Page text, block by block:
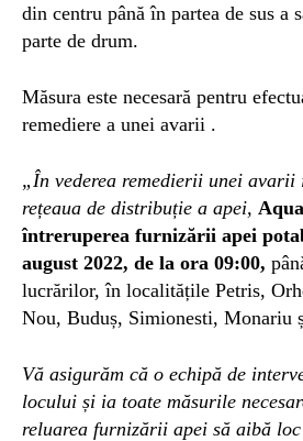
din centru până în partea de sus a
parte de drum.
Măsura este necesară pentru
remediere a unei avarii .
„În vederea remedierii unei avarii
rețeaua de distribuție a apei,
întreruperea furnizării apei
august 2022, de la ora 09:00,
lucrărilor, în localitățile Petris,
Nou, Buduș, Simionesti, Monariu
Vă asigurăm că o echipă de
locului și ia toate măsurile
reluarea furnizării apei să aibă